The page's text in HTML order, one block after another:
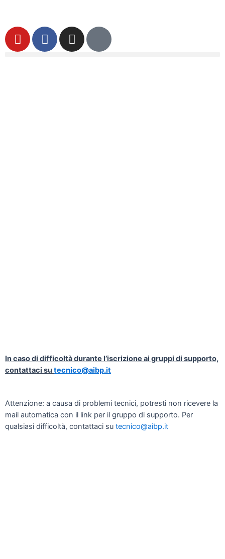
In caso di difficoltà durante l’iscrizione ai gruppi di supporto,
contattaci sutecnico@aibp.it
Attenzione: a causa di problemi tecnici, potresti non ricevere la
mail automatica con il link per il gruppo di supporto. Per
qualsiasi difficoltà, contattaci su tecnico@aibp.it